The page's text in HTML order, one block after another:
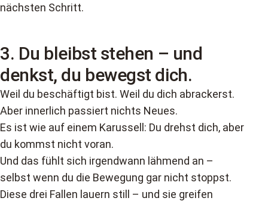
nächsten Schritt.
3. Du bleibst stehen – und
denkst, du bewegst dich.
Weil du beschäftigt bist. Weil du dich abrackerst.
Aber innerlich passiert nichts Neues.
Es ist wie auf einem Karussell: Du drehst dich, aber
du kommst nicht voran.
Und das fühlt sich irgendwann lähmend an –
selbst wenn du die Bewegung gar nicht stoppst.
Diese drei Fallen lauern still – und sie greifen